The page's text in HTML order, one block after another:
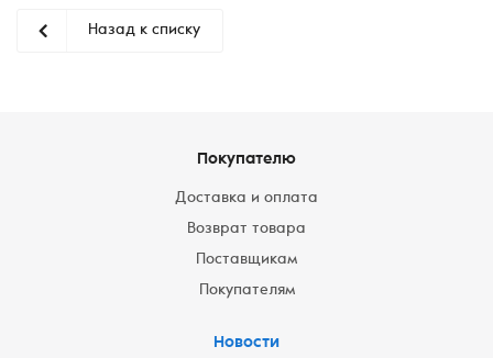
Назад к списку
Покупателю
Доставка и оплата
Возврат товара
Поставщикам
Покупателям
Новости